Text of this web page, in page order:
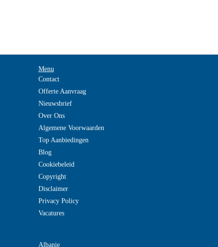
Menu
Contact
Offerte Aanvraag
Nieuwsbrief
Over Ons
Algemene Voorwaarden
Top Aanbiedingen
Blog
Cookiebeleid
Copyright
Disclaimer
Privacy Policy
Vacatures
Albanie